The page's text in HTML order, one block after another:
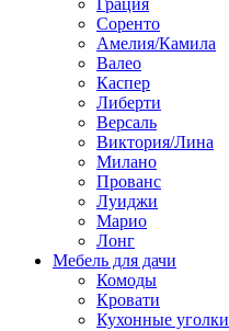
Грация
Соренто
Амелия/Камила
Валео
Каспер
Либерти
Версаль
Виктория/Лина
Милано
Прованс
Луиджи
Марио
Лонг
Мебель для дачи
Комоды
Кровати
Кухонные уголки